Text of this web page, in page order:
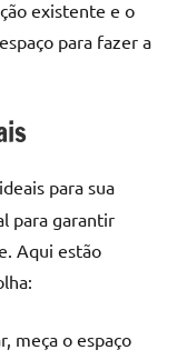
existente e o
para fazer a
ideais para sua
para garantir
Aqui estão
meça o espaço